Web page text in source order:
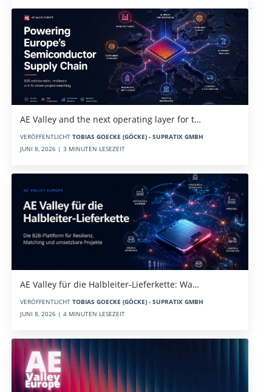
AE Valley and the next operating layer for t…
VERÖFFENTLICHT TOBIAS GOECKE (GÖCKE) - SUPRATIX GMBH
JUNI 8, 2026 | 3 MINUTEN LESEZEIT
AE Valley für die Halbleiter-Lieferkette: Wa…
VERÖFFENTLICHT TOBIAS GOECKE (GÖCKE) - SUPRATIX GMBH
JUNI 8, 2026 | 4 MINUTEN LESEZEIT